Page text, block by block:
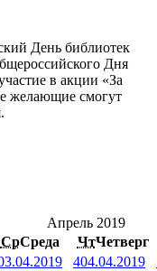
Дня
в акции «За
желающие смогут
Апрель 2019
СрСреда ЧтЧетверг
404.04.2019